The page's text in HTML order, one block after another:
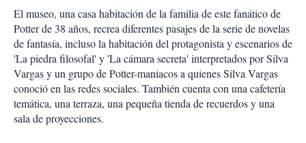
El museo, una casa habitación de la familia de este fanático de
Potter de 38 años, recrea diferentes pasajes de la serie de novelas
de fantasía, incluso la habitación del protagonista y escenarios de
'La piedra filosofal' y 'La cámara secreta' interpretados por Silva
Vargas y un grupo de Potter-maniacos a quienes Silva Vargas
conoció en las redes sociales. También cuenta con una cafetería
temática, una terraza, una pequeña tienda de recuerdos y una
sala de proyecciones.